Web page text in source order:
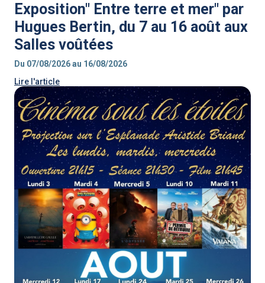
Exposition" Entre terre et mer" par
Hugues Bertin, du 7 au 16 août aux
Salles voûtées
Du 07/08/2026 au 16/08/2026
Lire l'article